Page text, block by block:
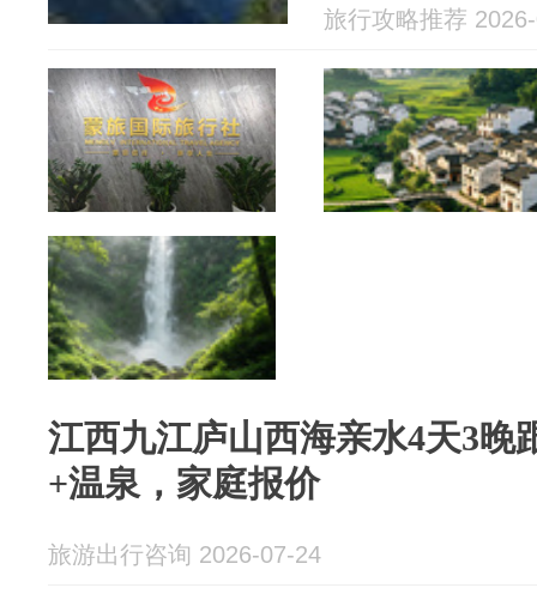
旅行攻略推荐
江西九江庐山西海亲水4天3晚
+温泉，家庭报价
旅游出行咨询 2026-07-24